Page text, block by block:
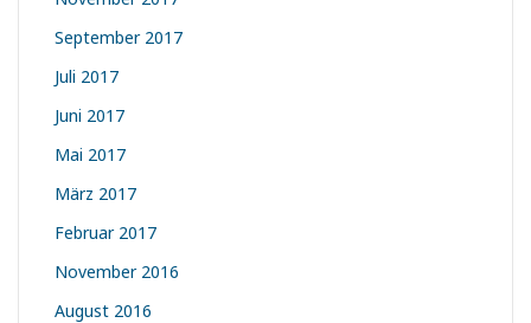
September 2017
Juli 2017
Juni 2017
Mai 2017
März 2017
Februar 2017
November 2016
August 2016